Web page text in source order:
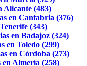
Alicante (483)
en Cantabria (376)
(343)
en Badajoz (324)
en Toledo (299)
en Córdoba (273)
en Almería (258)